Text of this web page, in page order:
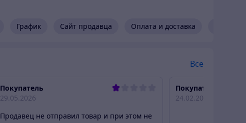
График Сайт продавца Оплата и доставка
Все
Покупатель
29.05.2026
Продавец не отправил товар и при этом не
Покупатель
24.02.2026